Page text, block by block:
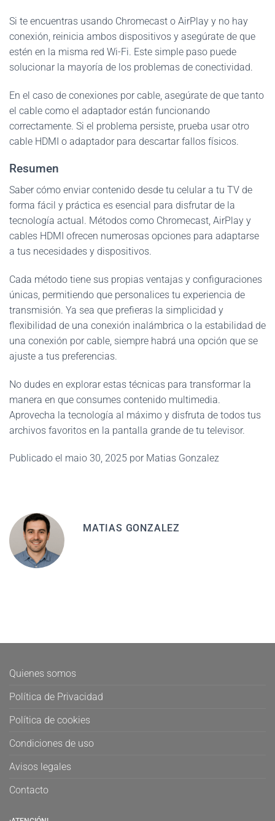
Si te encuentras usando Chromecast o AirPlay y no hay
conexión, reinicia ambos dispositivos y asegúrate de que
estén en la misma red Wi-Fi. Este simple paso puede
solucionar la mayoría de los problemas de conectividad.
En el caso de conexiones por cable, asegúrate de que tanto
el cable como el adaptador están funcionando
correctamente. Si el problema persiste, prueba usar otro
cable HDMI o adaptador para descartar fallos físicos.
Resumen
Saber cómo enviar contenido desde tu celular a tu TV de
forma fácil y práctica es esencial para disfrutar de la
tecnología actual. Métodos como Chromecast, AirPlay y
cables HDMI ofrecen numerosas opciones para adaptarse
a tus necesidades y dispositivos.
Cada método tiene sus propias ventajas y configuraciones
únicas, permitiendo que personalices tu experiencia de
transmisión. Ya sea que prefieras la simplicidad y
flexibilidad de una conexión inalámbrica o la estabilidad de
una conexión por cable, siempre habrá una opción que se
ajuste a tus preferencias.
No dudes en explorar estas técnicas para transformar la
manera en que consumes contenido multimedia.
Aprovecha la tecnología al máximo y disfruta de todos tus
archivos favoritos en la pantalla grande de tu televisor.
Publicado el maio 30, 2025 por Matias Gonzalez
MATIAS GONZALEZ
Quienes somos
Política de Privacidad
Política de cookies
Condiciones de uso
Avisos legales
Contacto